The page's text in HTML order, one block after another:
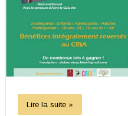
Lire la suite »